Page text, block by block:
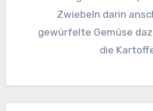
Zwiebeln darin
gewürfelte Gemüse
die